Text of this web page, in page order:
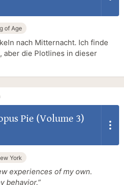
of Age
nach Mitternacht. Ich finde
aber die Plotlines in dieser
Pie (Volume 3)
York
experiences of my own.
behavior.”